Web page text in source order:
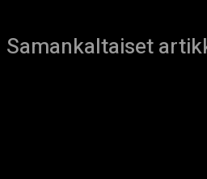
Samankaltaiset